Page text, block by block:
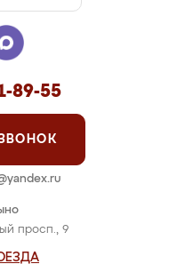
просп., 9
89-55